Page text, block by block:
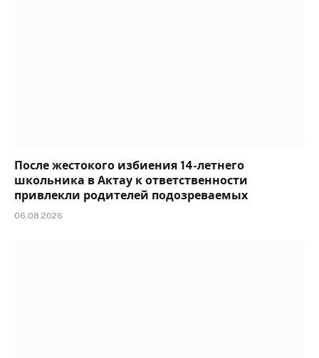
После жестокого избиения 14-летнего
школьника в Актау к ответственности
привлекли родителей подозреваемых
06.08.2026